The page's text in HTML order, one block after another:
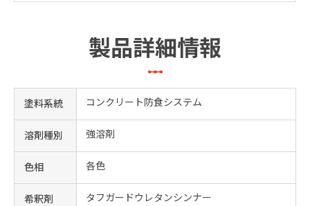
製品詳細情報
塗料系統 コンクリート防食システム
溶剤種別 強溶剤
色相 各色
希釈剤 タフガードウレタンシンナー